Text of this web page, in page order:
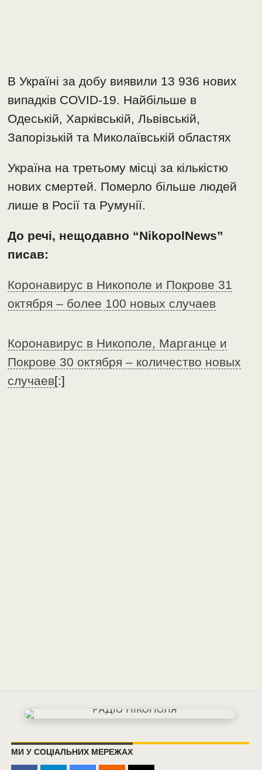
В Україні за добу виявили 13 936 нових
випадків COVID-19. Найбільше в
Одеській, Харківській, Львівській,
Запорізькій та Миколаївській областях
Україна на третьому місці за кількістю
нових смертей. Померло більше людей
лише в Росії та Румунії.
До речі, нещодавно “NikopolNews”
писав:
Коронавирус в Никополе и Покрове 31
октября – более 100 новых случаев
Коронавирус в Никополе, Марганце и
Покрове 30 октября – количество новых
случаев[:]
МИ У СОЦІАЛЬНИХ МЕРЕЖАХ